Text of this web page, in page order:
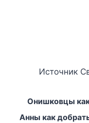
Источник
Онишковцы как
Анны как